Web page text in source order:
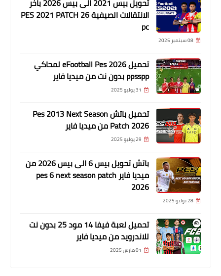
تحويل بيس 2021 الى بيس 2026 باخر
الانتقالات الصيفية PES 2021 PATCH 26
pc
08 سبتمبر 2025
تحميل eFootball Pes 2026 لمحاكي
ppsspp بدون نت من ميديا فاير
31 يوليو 2025
تحميل باتش Pes 2013 Next Season
Patch 2026 من ميديا فاير
29 يوليو 2025
باتش تحويل بيس 6 الى بيس 2026 من
ميديا فاير pes 6 next season patch
2026
28 يوليو 2025
تحميل لعبة فيفا 14 مود 25 بدون نت
للاندرويد من ميديا فاير
01 مارس 2025